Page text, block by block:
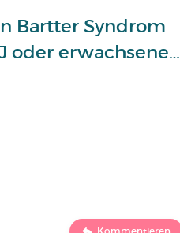
Bartter Syndrom
oder erwachsene…